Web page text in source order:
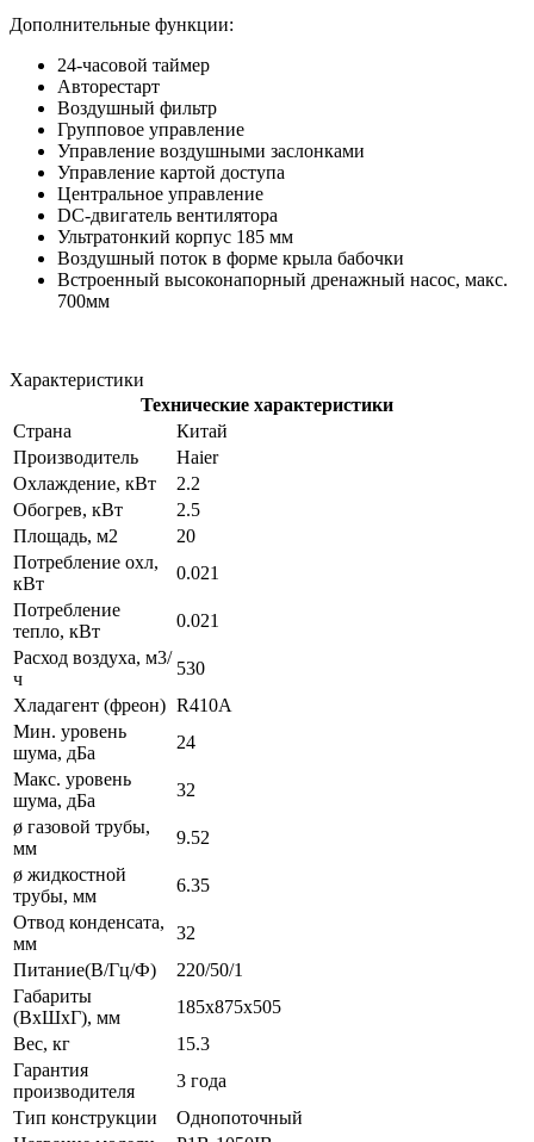
Дополнительные функции:
24-часовой таймер
Авторестарт
Воздушный фильтр
Групповое управление
Управление воздушными заслонками
Управление картой доступа
Центральное управление
DC-двигатель вентилятора
Ультратонкий корпус 185 мм
Воздушный поток в форме крыла бабочки
Встроенный высоконапорный дренажный насос, макс.
700мм
Характеристики
Технические характеристики
Страна
Китай
Производитель
Haier
Охлаждение, кВт
2.2
Обогрев, кВт
2.5
Площадь, м2
20
Потребление охл,
кВт
0.021
Потребление
тепло, кВт
0.021
Расход воздуха, м3/
ч
530
Хладагент (фреон) R410A
Мин. уровень
шума, дБа
24
Макс. уровень
шума, дБа
32
ø газовой трубы,
мм
9.52
ø жидкостной
трубы, мм
6.35
Отвод конденсата,
мм
32
Питание(В/Гц/Ф)
220/50/1
Габариты
(ВxШxГ), мм
185х875х505
Вес, кг
15.3
Гарантия
производителя
3 года
Тип конструкции
Однопоточный